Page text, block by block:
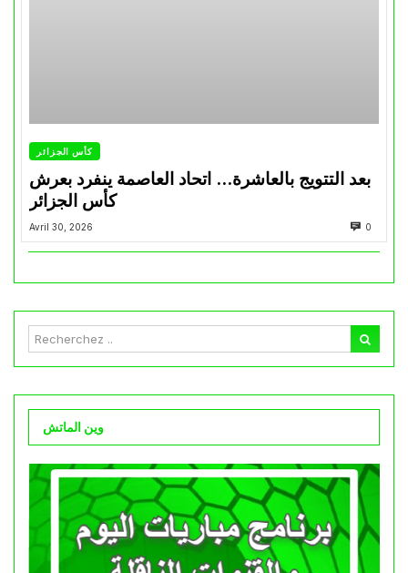
كأس الجزائر
بعد التتويج بالعاشرة… اتحاد العاصمة ينفرد بعرش
كأس الجزائر
Avril 30, 2026 0
وين الماتش